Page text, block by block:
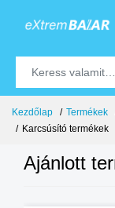
Kezdőlap Termékek
Karcsúsító termékek
Ajánlott